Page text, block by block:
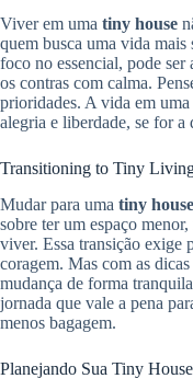
Viver em uma tiny house
quem busca uma vida
foco no essencial, pode ser
os contras com calma.
prioridades. A vida em
alegria e liberdade, se for a
Transitioning to Tiny
Mudar para uma tiny house
sobre ter um espaço
viver. Essa transição exige
coragem. Mas com as
mudança de forma
jornada que vale a pena
menos bagagem.
Planejando Sua Tiny House